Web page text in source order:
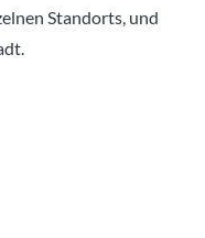
Standorts, und